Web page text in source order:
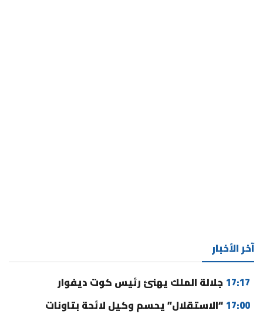
آخر الأخبار
17:17 جلالة الملك يهنئ رئيس كوت ديفوار
17:00“الاستقلال” يحسم وكيل لائحة بتاونات